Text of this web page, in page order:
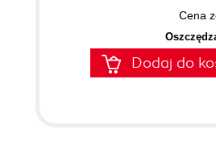
Cena
Dodaj do